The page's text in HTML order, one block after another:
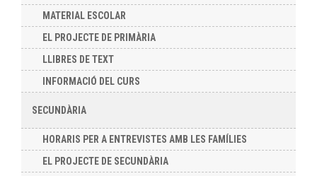
MATERIAL ESCOLAR
EL PROJECTE DE PRIMÀRIA
LLIBRES DE TEXT
INFORMACIÓ DEL CURS
SECUNDÀRIA
HORARIS PER A ENTREVISTES AMB LES FAMÍLIES
EL PROJECTE DE SECUNDÀRIA